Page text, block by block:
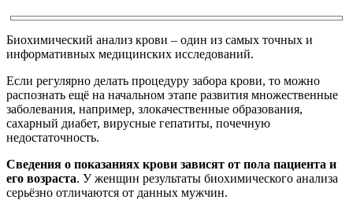
Биохимический анализ крови – один из самых точных и
информативных медицинских исследований.
Если регулярно делать процедуру забора крови, то можно
распознать ещё на начальном этапе развития множественные
заболевания, например, злокачественные образования,
сахарный диабет, вирусные гепатиты, почечную
недостаточность.
Сведения о показаниях крови зависят от пола пациента и
его возраста. У женщин результаты биохимического анализа
серьёзно отличаются от данных мужчин.